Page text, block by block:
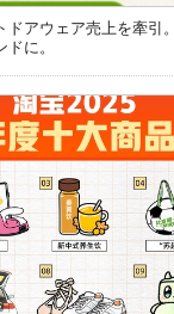
ドアウェア売上を牽引
に。